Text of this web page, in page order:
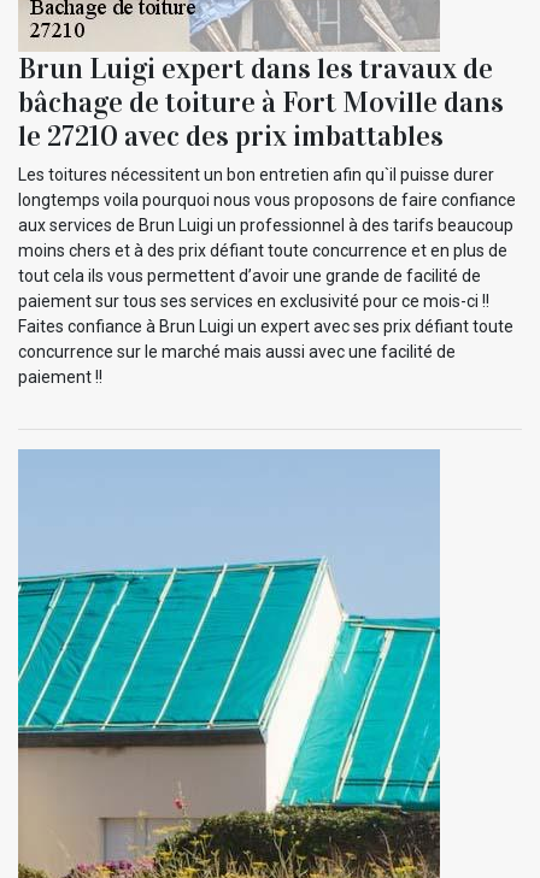
Brun Luigi expert dans les travaux de
bâchage de toiture à Fort Moville dans
le 27210 avec des prix imbattables
Les toitures nécessitent un bon entretien afin qu`il puisse durer
longtemps voila pourquoi nous vous proposons de faire confiance
aux services de Brun Luigi un professionnel à des tarifs beaucoup
moins chers et à des prix défiant toute concurrence et en plus de
tout cela ils vous permettent d’avoir une grande de facilité de
paiement sur tous ses services en exclusivité pour ce mois-ci !!
Faites confiance à Brun Luigi un expert avec ses prix défiant toute
concurrence sur le marché mais aussi avec une facilité de
paiement !!